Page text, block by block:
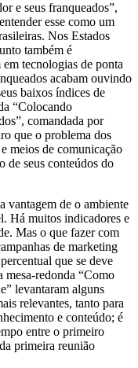
e seus franqueados”,
esse como um
Nos Estados
também é
tecnologias de ponta
acabam ouvindo
baixos índices de
“Colocando
comandada por
que o problema dos
meios de comunicação
de seus conteúdos do
vantagem de o ambiente
Há muitos indicadores e
Mas o que fazer com
de marketing
que se deve
mesa-redonda “Como
levantaram alguns
relevantes, tanto para
e conteúdo; é
entre o primeiro
primeira reunião